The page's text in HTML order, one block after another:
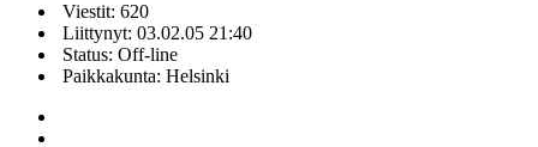
Viestit: 620
Liittynyt: 03.02.05 21:40
Status: Off-line
Paikkakunta: Helsinki